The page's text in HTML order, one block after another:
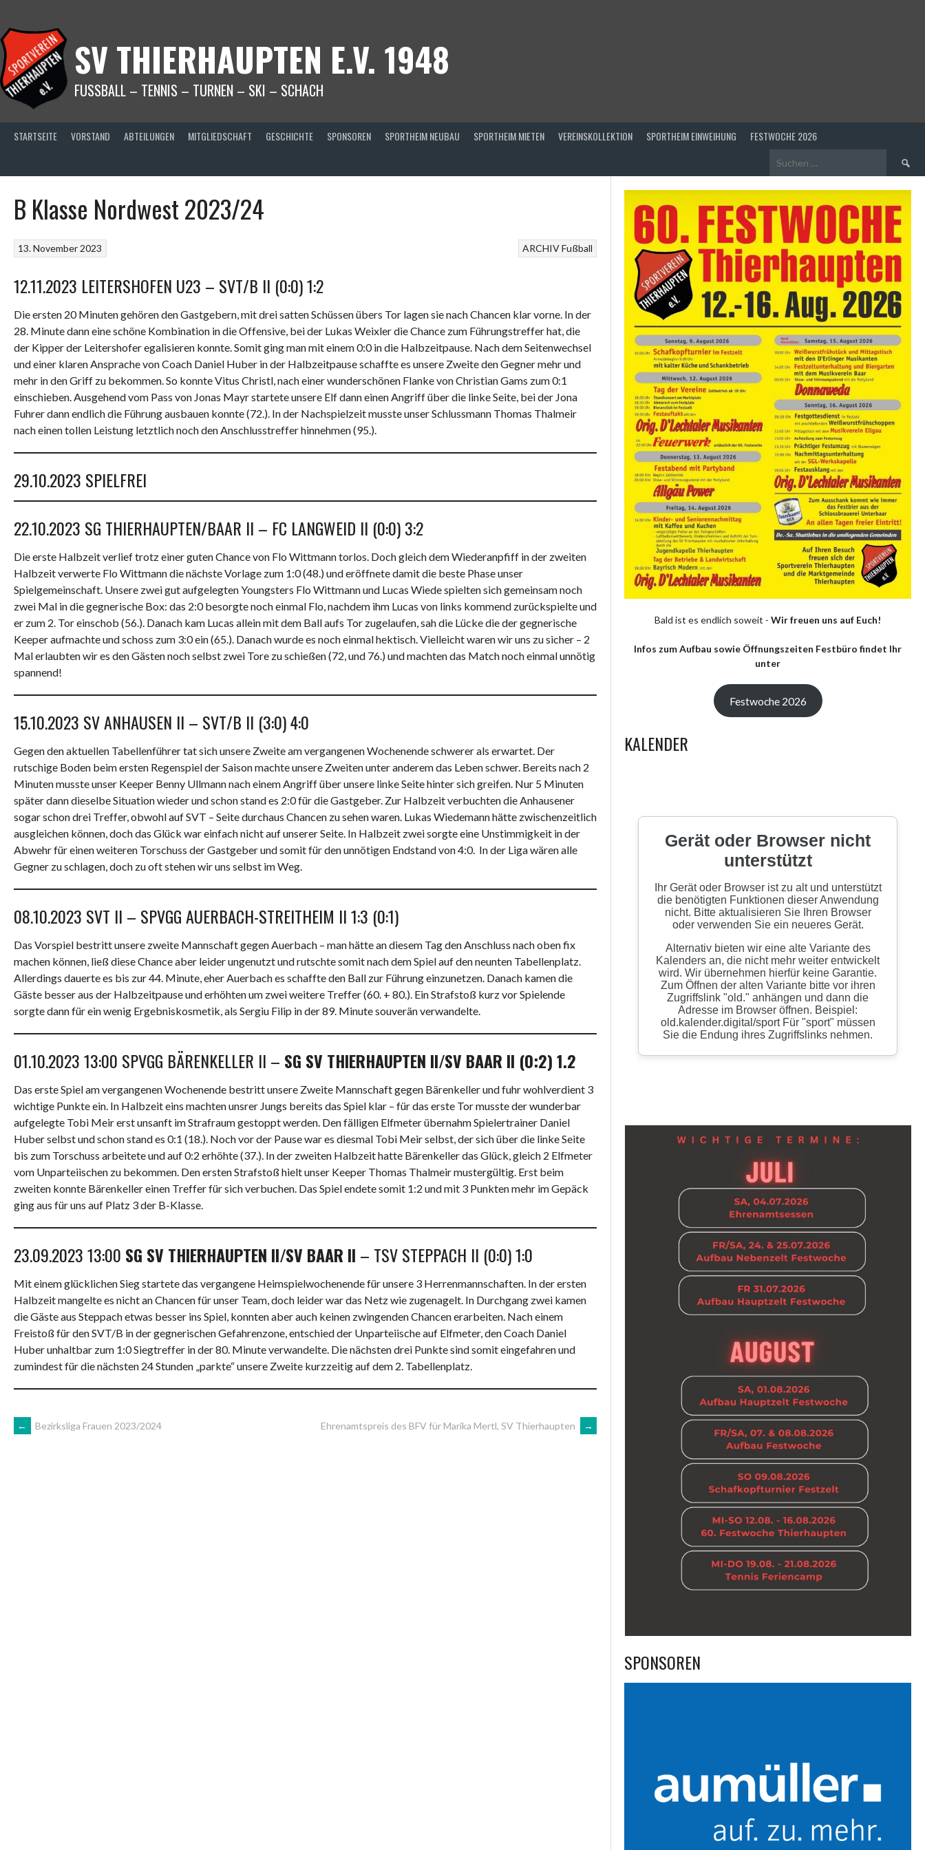
Inhalt
SV THIERHAUPTEN E.V. 1948
FUSSBALL – TENNIS – TURNEN – SKI – SCHACH
STARTSEITE VORSTAND ABTEILUNGEN MITGLIEDSCHAFT GESCHICHTE SPONSOREN SPORTHEIM NEUBAU SPORTHEIM MIETEN VEREINSKOLLEKTION SPORTHEIM EINWEIHUNG FESTWOCHE 2026
Suchen
B Klasse Nordwest 2023/24
ARCHIVFußball
13. November 2023
12.11.2023 LEITERSHOFEN U23 – SVT/B II (0:0) 1:2
Die ersten 20 Minuten gehören den Gastgebern, mit drei satten Schüssen übers Tor lagen sie nach Chancen klar vorne. In der
28. Minute dann eine schöne Kombination in die Offensive, bei der Lukas Weixler die Chance zum Führungstreffer hat, die
der Kipper der Leitershofer egalisieren konnte. Somit ging man mit einem 0:0 in die Halbzeitpause. Nach dem Seitenwechsel
und einer klaren Ansprache von Coach Daniel Huber in der Halbzeitpause schaffte es unsere Zweite den Gegner mehr und
mehr in den Griff zu bekommen. So konnte Vitus Christl, nach einer wunderschönen Flanke von Christian Gams zum 0:1
einschieben. Ausgehend vom Pass von Jonas Mayr startete unsere Elf dann einen Angriff über die linke Seite, bei der Jona
Fuhrer dann endlich die Führung ausbauen konnte (72.). In der Nachspielzeit musste unser Schlussmann Thomas Thalmeir
nach einen tollen Leistung letztlich noch den Anschlusstreffer hinnehmen (95.).
29.10.2023 SPIELFREI
22.10.2023 SG THIERHAUPTEN/BAAR II – FC LANGWEID II (0:0) 3:2
Die erste Halbzeit verlief trotz einer guten Chance von Flo Wittmann torlos. Doch gleich dem Wiederanpfiff in der zweiten
Halbzeit verwerte Flo Wittmann die nächste Vorlage zum 1:0 (48.) und eröffnete damit die beste Phase unser
Spielgemeinschaft. Unsere zwei gut aufgelegten Youngsters Flo Wittmann und Lucas Wiede spielten sich gemeinsam noch
zwei Mal in die gegnerische Box: das 2:0 besorgte noch einmal Flo, nachdem ihm Lucas von links kommend zurückspielte und
er zum 2. Tor einschob (56.). Danach kam Lucas allein mit dem Ball aufs Tor zugelaufen, sah die Lücke die der gegnerische
Keeper aufmachte und schoss zum 3:0 ein (65.). Danach wurde es noch einmal hektisch. Vielleicht waren wir uns zu sicher – 2
Mal erlaubten wir es den Gästen noch selbst zwei Tore zu schießen (72, und 76.) und machten das Match noch einmal unnötig
spannend!
15.10.2023 SV ANHAUSEN II – SVT/B II (3:0) 4:0
Gegen den aktuellen Tabellenführer tat sich unsere Zweite am vergangenen Wochenende schwerer als erwartet. Der
rutschige Boden beim ersten Regenspiel der Saison machte unsere Zweiten unter anderem das Leben schwer. Bereits nach 2
Minuten musste unser Keeper Benny Ullmann nach einem Angriff über unsere linke Seite hinter sich greifen. Nur 5 Minuten
später dann dieselbe Situation wieder und schon stand es 2:0 für die Gastgeber. Zur Halbzeit verbuchten die Anhausener
sogar schon drei Treffer, obwohl auf SVT – Seite durchaus Chancen zu sehen waren. Lukas Wiedemann hätte zwischenzeitlich
ausgleichen können, doch das Glück war einfach nicht auf unserer Seite. In Halbzeit zwei sorgte eine Unstimmigkeit in der
Abwehr für einen weiteren Torschuss der Gastgeber und somit für den unnötigen Endstand von 4:0. In der Liga wären alle
Gegner zu schlagen, doch zu oft stehen wir uns selbst im Weg.
08.10.2023 SVT II – SPVGG AUERBACH-STREITHEIM II 1:3 (0:1)
Das Vorspiel bestritt unsere zweite Mannschaft gegen Auerbach – man hätte an diesem Tag den Anschluss nach oben fix
machen können, ließ diese Chance aber leider ungenutzt und rutschte somit nach dem Spiel auf den neunten Tabellenplatz.
Allerdings dauerte es bis zur 44. Minute, eher Auerbach es schaffte den Ball zur Führung einzunetzen. Danach kamen die
Gäste besser aus der Halbzeitpause und erhöhten um zwei weitere Treffer (60. + 80.). Ein Strafstoß kurz vor Spielende
sorgte dann für ein wenig Ergebniskosmetik, als Sergiu Filip in der 89. Minute souverän verwandelte.
01.10.2023 13:00 SPVGG BÄRENKELLER II – SG SV THIERHAUPTEN II/SV BAAR II (0:2) 1.2
Das erste Spiel am vergangenen Wochenende bestritt unsere Zweite Mannschaft gegen Bärenkeller und fuhr wohlverdient 3
wichtige Punkte ein. In Halbzeit eins machten unsrer Jungs bereits das Spiel klar – für das erste Tor musste der wunderbar
aufgelegte Tobi Meir erst unsanft im Strafraum gestoppt werden. Den fälligen Elfmeter übernahm Spielertrainer Daniel
Huber selbst und schon stand es 0:1 (18.). Noch vor der Pause war es diesmal Tobi Meir selbst, der sich über die linke Seite
bis zum Torschuss arbeitete und auf 0:2 erhöhte (37.). In der zweiten Halbzeit hatte Bärenkeller das Glück, gleich 2 Elfmeter
vom Unparteiischen zu bekommen. Den ersten Strafstoß hielt unser Keeper Thomas Thalmeir mustergültig. Erst beim
zweiten konnte Bärenkeller einen Treffer für sich verbuchen. Das Spiel endete somit 1:2 und mit 3 Punkten mehr im Gepäck
ging aus für uns auf Platz 3 der B-Klasse.
23.09.2023 13:00 SG SV THIERHAUPTEN II/SV BAAR II – TSV STEPPACH II (0:0) 1:0
Mit einem glücklichen Sieg startete das vergangene Heimspielwochenende für unsere 3 Herrenmannschaften. In der ersten
Halbzeit mangelte es nicht an Chancen für unser Team, doch leider war das Netz wie zugenagelt. In Durchgang zwei kamen
die Gäste aus Steppach etwas besser ins Spiel, konnten aber auch keinen zwingenden Chancen erarbeiten. Nach einem
Freistoß für den SVT/B in der gegnerischen Gefahrenzone, entschied der Unparteiische auf Elfmeter, den Coach Daniel
Huber unhaltbar zum 1:0 Siegtreffer in der 80. Minute verwandelte. Die nächsten drei Punkte sind somit eingefahren und
zumindest für die nächsten 24 Stunden „parkte“ unsere Zweite kurzzeitig auf dem 2. Tabellenplatz.
ARTIKEL-
← Bezirksliga Frauen 2023/2024 Ehrenamtspreis des BFV für Marika Mertl, SV Thierhaupten →
Bald ist es endlich soweit -Wir freuen uns auf Euch!
Infos zum Aufbau sowie Öffnungszeiten Festbüro findet Ihr
unter
Festwoche 2026
KALENDER
SPONSOREN